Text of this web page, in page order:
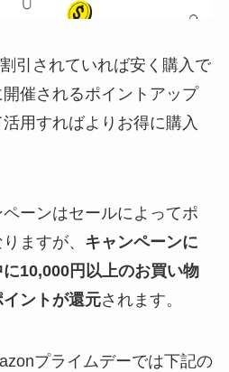
引されていれば安く購入で
催されるポイントアップ
用すればよりお得に購入
ーンはセールによってポ
ますが、 キャンペーンに
10,000円以上のお買い物
ントが還元されます。
プライムデーでは下記の